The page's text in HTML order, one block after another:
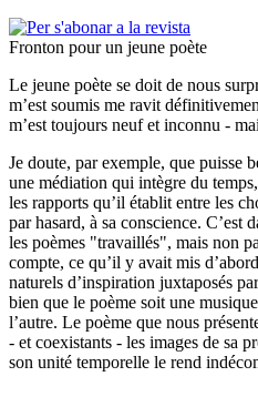
Fronton pour un jeune poète
Le jeune poète se doit de nous
m’est soumis me ravit
m’est toujours neuf et inconnu -
Je doute, par exemple, que puisse
une médiation qui intègre du
les rapports qu’il établit entre les
par hasard, à sa conscience.
les poèmes "travaillés", mais non
compte, ce qu’il y avait mis
naturels d’inspiration juxtaposés
bien que le poème soit une
l’autre. Le poème que nous
- et coexistants - les images de sa
son unité temporelle le rend